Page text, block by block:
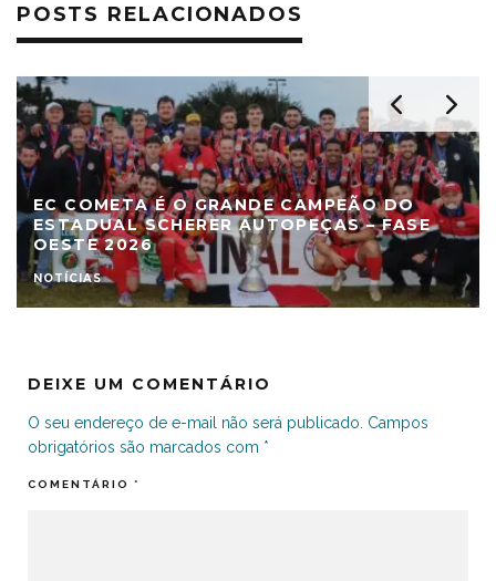
POSTS RELACIONADOS
EC COMETA É O GRANDE CAMPEÃO DO
ESTADUAL SCHERER AUTOPEÇAS – FASE
OESTE 2026
NOTÍCIAS
DEIXE UM COMENTÁRIO
O seu endereço de e-mail não será publicado. Campos
obrigatórios são marcados com *
COMENTÁRIO *